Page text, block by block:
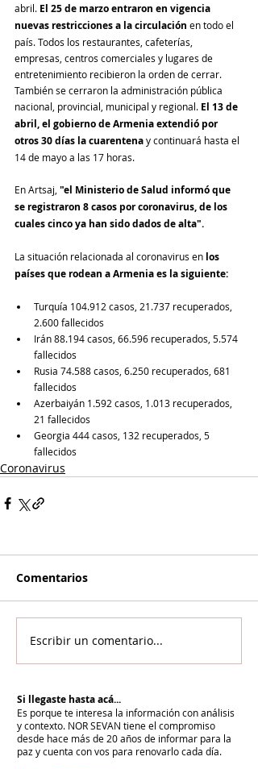
abril. El 25 de marzo entraron en vigencia
nuevas restricciones a la circulación en todo el
país. Todos los restaurantes, cafeterías,
empresas, centros comerciales y lugares de
entretenimiento recibieron la orden de cerrar.
También se cerraron la administración pública
nacional, provincial, municipal y regional. El 13 de
abril, el gobierno de Armenia extendió por
otros 30 días la cuarentena y continuará hasta el
14 de mayo a las 17 horas.
En Artsaj, "el Ministerio de Salud informó que
se registraron 8 casos por coronavirus, de los
cuales cinco ya han sido dados de alta".
La situación relacionada al coronavirus en los
países que rodean a Armenia es la siguiente:
Turquía 104.912 casos, 21.737 recuperados,
2.600 fallecidos
Irán 88.194 casos, 66.596 recuperados, 5.574
fallecidos
Rusia 74.588 casos, 6.250 recuperados, 681
fallecidos
Azerbaiyán 1.592 casos, 1.013 recuperados,
21 fallecidos
Georgia 444 casos, 132 recuperados, 5
fallecidos
Coronavirus
Comentarios
Escribir un comentario...
Si llegaste hasta acá...
Es porque te interesa la información con análisis
y contexto. NOR SEVAN tiene el compromiso
desde hace más de 20 años de informar para la
paz y cuenta con vos para renovarlo cada día.